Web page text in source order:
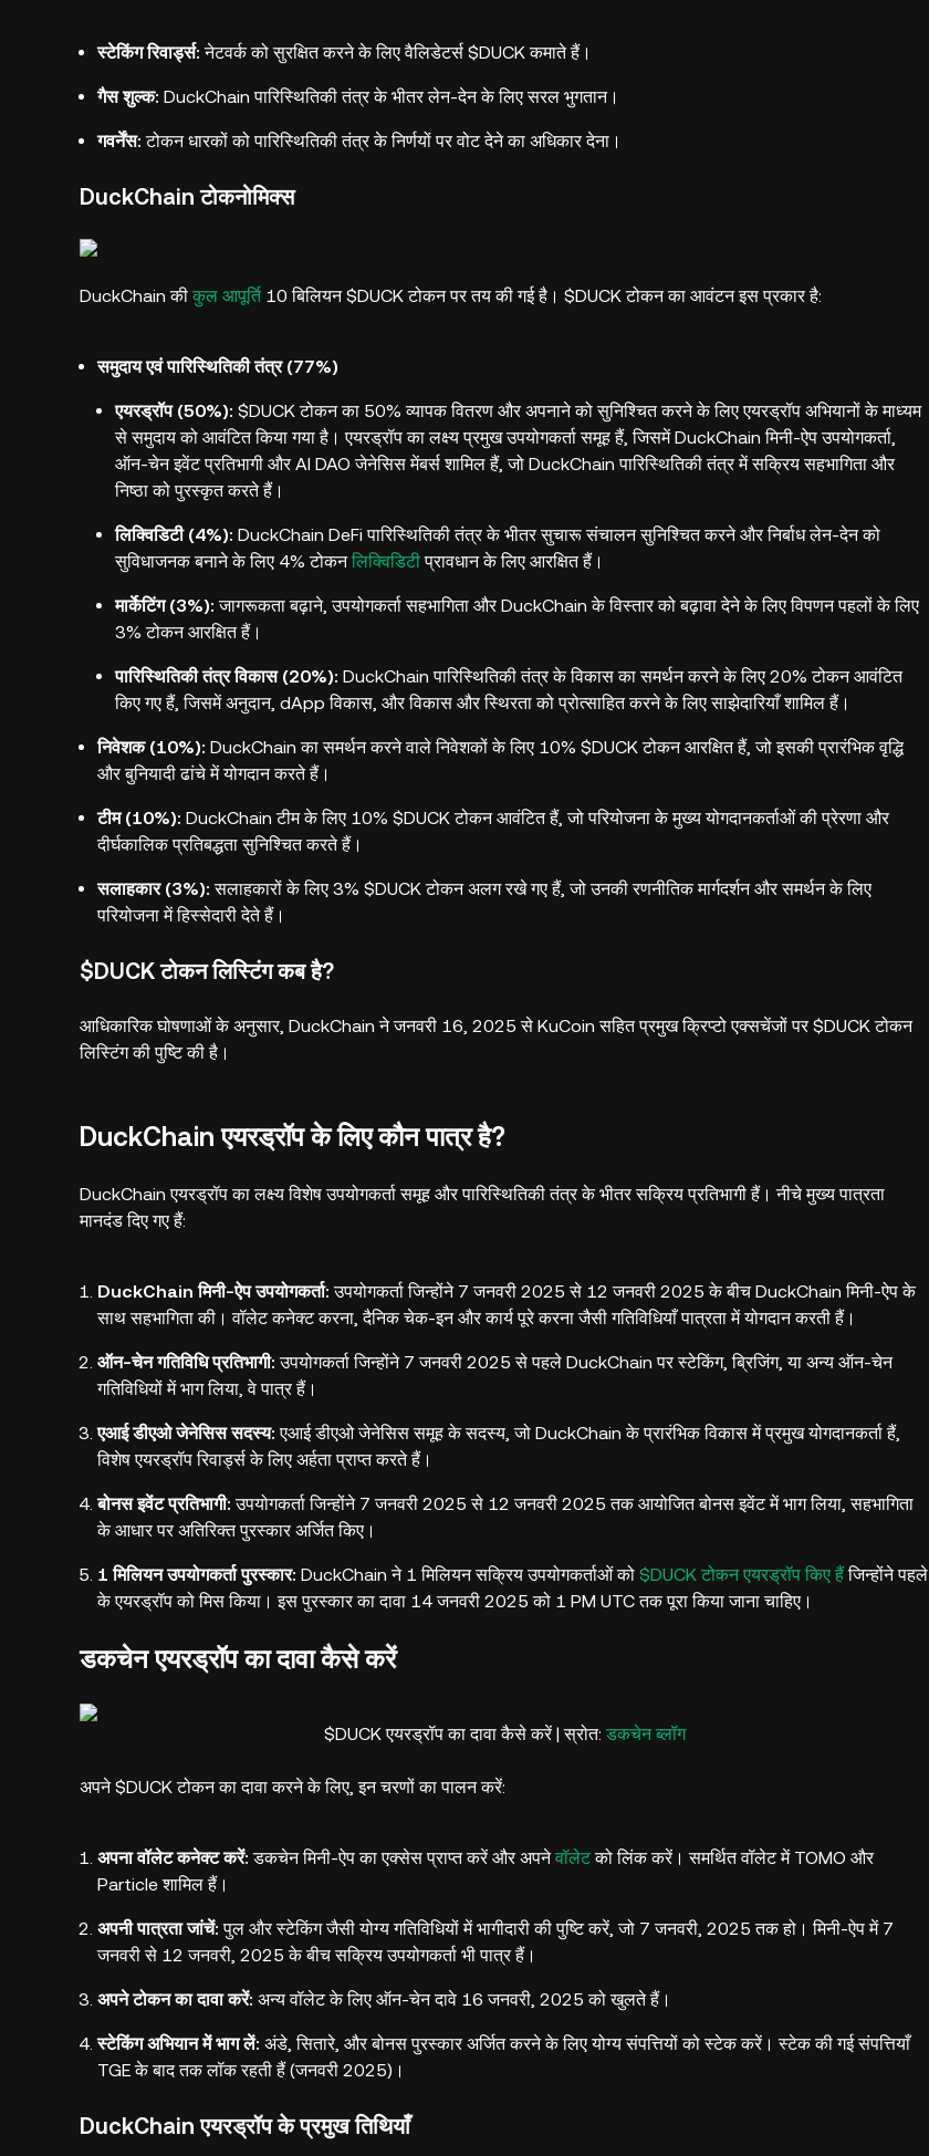
स्टेकिंग रिवार्ड्स: नेटवर्क को सुरक्षित करने के लिए वैलिडेटर्स $DUCK कमाते हैं।
गैस शुल्क: DuckChain पारिस्थितिकी तंत्र के भीतर लेन-देन के लिए सरल भुगतान।
गवर्नेंस: टोकन धारकों को पारिस्थितिकी तंत्र के निर्णयों पर वोट देने का अधिकार देना।
DuckChain टोकनोमिक्स
DuckChain की कुल आपूर्ति10 बिलियन $DUCK टोकन पर तय की गई है। $DUCK टोकन का आवंटन इस प्रकार है:
समुदाय एवं पारिस्थितिकी तंत्र (77%)
एयरड्रॉप (50%): $DUCK टोकन का 50% व्यापक वितरण और अपनाने को सुनिश्चित करने के लिए एयरड्रॉप अभियानों के माध्यम
से समुदाय को आवंटित किया गया है। एयरड्रॉप का लक्ष्य प्रमुख उपयोगकर्ता समूह हैं, जिसमें DuckChain मिनी-ऐप उपयोगकर्ता,
ऑन-चेन इवेंट प्रतिभागी और AI DAO जेनेसिस मेंबर्स शामिल हैं, जो DuckChain पारिस्थितिकी तंत्र में सक्रिय सहभागिता और
निष्ठा को पुरस्कृत करते हैं।
लिक्विडिटी (4%): DuckChain DeFi पारिस्थितिकी तंत्र के भीतर सुचारू संचालन सुनिश्चित करने और निर्बाध लेन-देन को
सुविधाजनक बनाने के लिए 4% टोकनलिक्विडिटीप्रावधान के लिए आरक्षित हैं।
मार्केटिंग (3%): जागरूकता बढ़ाने, उपयोगकर्ता सहभागिता और DuckChain के विस्तार को बढ़ावा देने के लिए विपणन पहलों के लिए
3% टोकन आरक्षित हैं।
पारिस्थितिकी तंत्र विकास (20%): DuckChain पारिस्थितिकी तंत्र के विकास का समर्थन करने के लिए 20% टोकन आवंटित
किए गए हैं, जिसमें अनुदान, dApp विकास, और विकास और स्थिरता को प्रोत्साहित करने के लिए साझेदारियाँ शामिल हैं।
निवेशक (10%): DuckChain का समर्थन करने वाले निवेशकों के लिए 10% $DUCK टोकन आरक्षित हैं, जो इसकी प्रारंभिक वृद्धि
और बुनियादी ढांचे में योगदान करते हैं।
टीम (10%): DuckChain टीम के लिए 10% $DUCK टोकन आवंटित हैं, जो परियोजना के मुख्य योगदानकर्ताओं की प्रेरणा और
दीर्घकालिक प्रतिबद्धता सुनिश्चित करते हैं।
सलाहकार (3%):सलाहकारों के लिए 3% $DUCK टोकन अलग रखे गए हैं, जो उनकी रणनीतिक मार्गदर्शन और समर्थन के लिए
परियोजना में हिस्सेदारी देते हैं।
$DUCK टोकन लिस्टिंग कब है?
आधिकारिक घोषणाओं के अनुसार, DuckChain ने जनवरी 16, 2025 से KuCoin सहित प्रमुख क्रिप्टो एक्सचेंजों पर $DUCK टोकन
लिस्टिंग की पुष्टि की है।
DuckChain एयरड्रॉप के लिए कौन पात्र है?
DuckChain एयरड्रॉप का लक्ष्य विशेष उपयोगकर्ता समूह और पारिस्थितिकी तंत्र के भीतर सक्रिय प्रतिभागी हैं। नीचे मुख्य पात्रता
मानदंड दिए गए हैं:
DuckChain मिनी-ऐप उपयोगकर्ता:उपयोगकर्ता जिन्होंने 7 जनवरी 2025 से 12 जनवरी 2025 के बीच DuckChain मिनी-ऐप के
साथ सहभागिता की। वॉलेट कनेक्ट करना, दैनिक चेक-इन और कार्य पूरे करना जैसी गतिविधियाँ पात्रता में योगदान करती हैं।
ऑन-चेन गतिविधि प्रतिभागी:उपयोगकर्ता जिन्होंने 7 जनवरी 2025 से पहले DuckChain पर स्टेकिंग, ब्रिजिंग, या अन्य ऑन-चेन
गतिविधियों में भाग लिया, वे पात्र हैं।
एआई डीएओ जेनेसिस सदस्य: एआई डीएओ जेनेसिस समूह के सदस्य, जो DuckChain के प्रारंभिक विकास में प्रमुख योगदानकर्ता हैं,
विशेष एयरड्रॉप रिवार्ड्स के लिए अर्हता प्राप्त करते हैं।
बोनस इवेंट प्रतिभागी:उपयोगकर्ता जिन्होंने 7 जनवरी 2025 से 12 जनवरी 2025 तक आयोजित बोनस इवेंट में भाग लिया, सहभागिता
के आधार पर अतिरिक्त पुरस्कार अर्जित किए।
1 मिलियन उपयोगकर्ता पुरस्कार: DuckChain ने 1 मिलियन सक्रिय उपयोगकर्ताओं को $DUCK टोकन एयरड्रॉप किए हैंजिन्होंने पहले
के एयरड्रॉप को मिस किया। इस पुरस्कार का दावा 14 जनवरी 2025 को 1 PM UTC तक पूरा किया जाना चाहिए।
डकचेन एयरड्रॉप का दावा कैसे करें
$DUCK एयरड्रॉप का दावा कैसे करें | स्रोत: डकचेन ब्लॉग
अपने $DUCK टोकन का दावा करने के लिए, इन चरणों का पालन करें:
अपना वॉलेट कनेक्ट करें: डकचेन मिनी-ऐप का एक्सेस प्राप्त करें और अपनेवॉलेटको लिंक करें। समर्थित वॉलेट में TOMO और
Particle शामिल हैं।
अपनी पात्रता जांचें: पुल और स्टेकिंग जैसी योग्य गतिविधियों में भागीदारी की पुष्टि करें, जो 7 जनवरी, 2025 तक हो। मिनी-ऐप में 7
जनवरी से 12 जनवरी, 2025 के बीच सक्रिय उपयोगकर्ता भी पात्र हैं।
अपने टोकन का दावा करें: अन्य वॉलेट के लिए ऑन-चेन दावे 16 जनवरी, 2025 को खुलते हैं।
स्टेकिंग अभियान में भाग लें: अंडे, सितारे, और बोनस पुरस्कार अर्जित करने के लिए योग्य संपत्तियों को स्टेक करें। स्टेक की गई संपत्तियाँ
TGE के बाद तक लॉक रहती हैं (जनवरी 2025)।
DuckChain एयरड्रॉप के प्रमुख तिथियाँ